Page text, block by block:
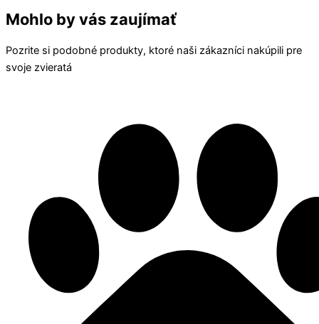
Mohlo by vás zaujímať
Pozrite si podobné produkty, ktoré naši zákazníci nakúpili pre
svoje zvieratá